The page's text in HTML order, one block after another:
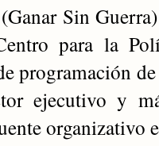
(Ganar Sin
para la
programación
ejecutivo y
organizativo